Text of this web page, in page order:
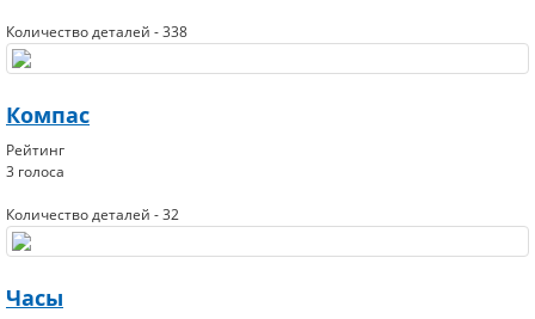
Количество деталей - 338
Компас
Рейтинг
3 голоса
Количество деталей - 32
Часы